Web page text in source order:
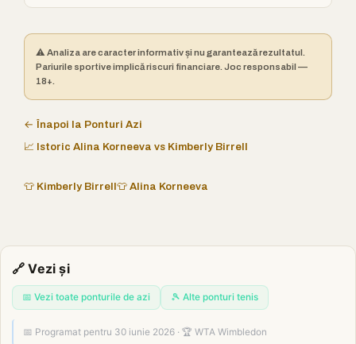
⚠️ Analiza are caracter informativ și nu garantează rezultatul.
Pariurile sportive implică riscuri financiare. Joc responsabil —
18+.
← Înapoi la Ponturi Azi
📈 Istoric Alina Korneeva vs Kimberly Birrell
👕 Kimberly Birrell👕 Alina Korneeva
🔗 Vezi și
📅 Vezi toate ponturile de azi 🎾 Alte ponturi tenis
📅 Programat pentru 30 iunie 2026 · 🏆 WTA Wimbledon